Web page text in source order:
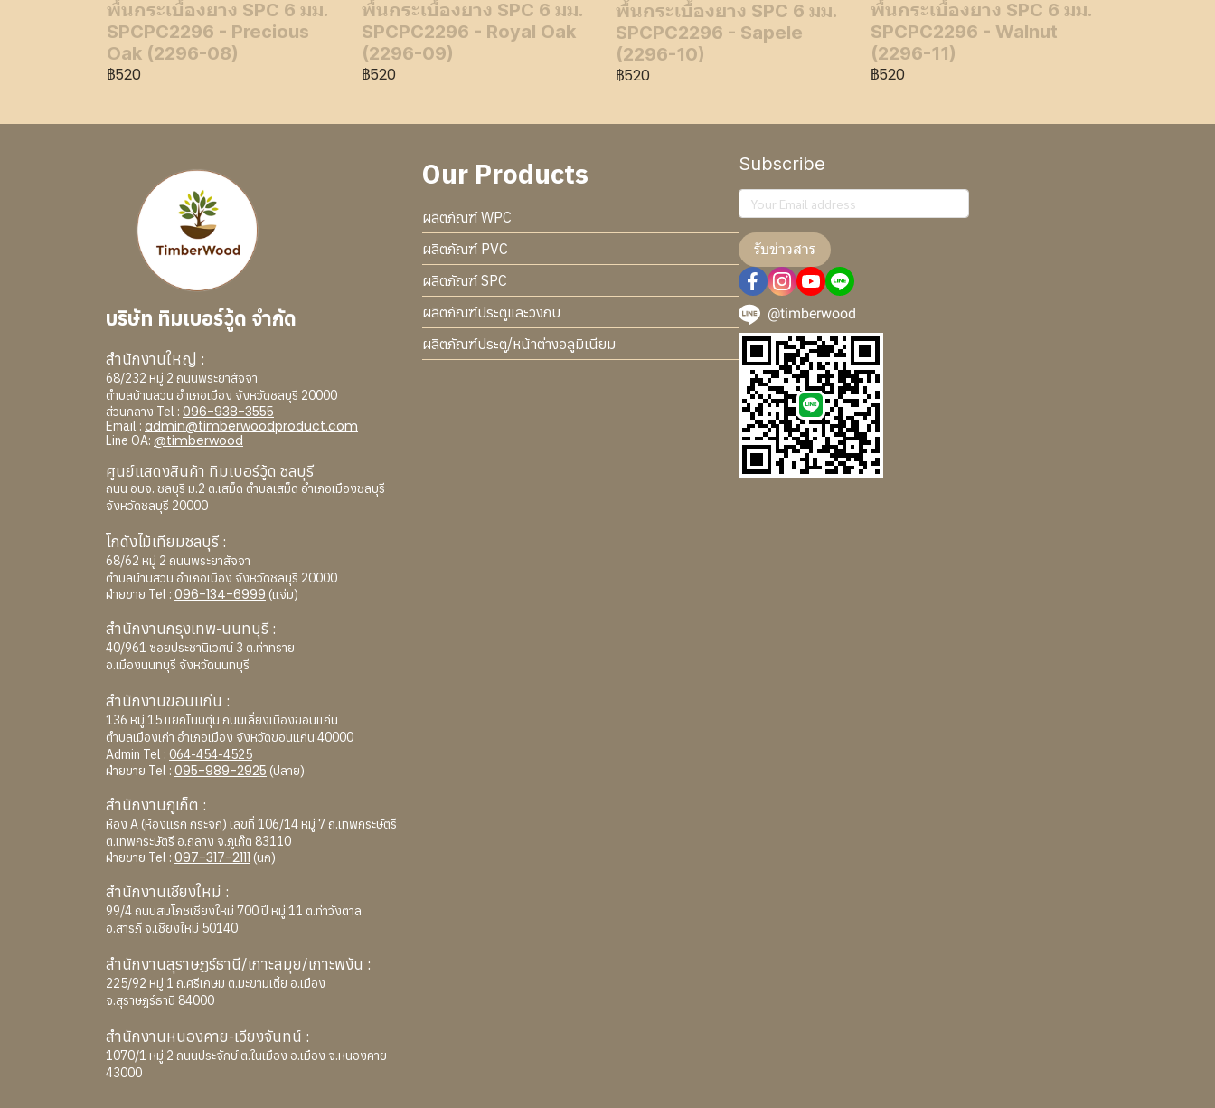
พื้นกระเบื้องยาง SPC 6 มม.
SPCPC2296 - Precious
Oak (2296-08)
฿520
พื้นกระเบื้องยาง SPC 6 มม.
SPCPC2296 - Royal Oak
(2296-09)
฿520
พื้นกระเบื้องยาง SPC 6 มม.
SPCPC2296 - Sapele
(2296-10)
฿520
พื้นกระเบื้องยาง SPC 6 มม.
SPCPC2296 - Walnut
(2296-11)
฿520
บริษัท ทิมเบอร์วู้ด จำกัด
สำนักงานใหญ่ :
68/232 หมู่ 2 ถนนพระยาสัจจา
ตำบลบ้านสวน อำเภอเมือง จังหวัดชลบุรี 20000
ส่วนกลาง Tel : 096-938-3555
Email : admin@timberwoodproduct.com
Line OA: @timberwood
ศูนย์แสดงสินค้า ทิมเบอร์วู้ด ชลบุรี
ถนน อบจ. ชลบุรี ม.2 ต.เสม็ด ตำบลเสม็ด อำเภอเมืองชลบุรี
จังหวัดชลบุรี 20000
โกดังไม้เทียมชลบุรี :
68/62 หมู่ 2 ถนนพระยาสัจจา
ตำบลบ้านสวน อำเภอเมือง จังหวัดชลบุรี 20000
ฝ่ายขาย Tel : 096-134-6999 (แจ่ม)
สำนักงานกรุงเทพ-นนทบุรี :
40/961 ซอยประชานิเวศน์ 3 ต.ท่าทราย
อ.เมืองนนทบุรี จังหวัดนนทบุรี
สำนักงานขอนแก่น :
136 หมู่ 15 แยกโนนตุ่น ถนนเลี่ยงเมืองขอนแก่น
ตำบลเมืองเก่า อำเภอเมือง จังหวัดขอนแก่น 40000
Admin Tel : 064-454-4525
ฝ่ายขาย Tel : 095-989-2925 (ปลาย)
สำนักงานภูเก็ต :
ห้อง A (ห้องแรก กระจก) เลขที่ 106/14 หมู่ 7 ถ.เทพกระษัตรี
ต.เทพกระษัตรี อ.ถลาง จ.ภูเก๊ต 83110
ฝ่ายขาย Tel : 097-317-2111 (นก)
สำนักงานเชียงใหม่ :
99/4 ถนนสมโภชเชียงใหม่ 700 ปี หมู่ 11 ต.ท่าวังตาล
อ.สารภี จ.เชียงใหม่ 50140
สำนักงานสุราษฏร์ธานี/เกาะสมุย/เกาะพงัน :
225/92 หมู่ 1 ถ.ศรีเกษม ต.มะขามเตี้ย อ.เมือง
จ.สุราษฎร์ธานี 84000
สำนักงานหนองคาย-เวียงจันทน์ :
1070/1 หมู่ 2 ถนนประจักษ์ ต.ในเมือง อ.เมือง จ.หนองคาย
43000
Our Products
ผลิตภัณฑ์ WPC
ผลิตภัณฑ์ PVC
ผลิตภัณฑ์ SPC
ผลิตภัณฑ์ประตูและวงกบ
ผลิตภัณฑ์ประตู/หน้าต่างอลูมิเนียม
Subscribe
รับข่าวสาร
@timberwood